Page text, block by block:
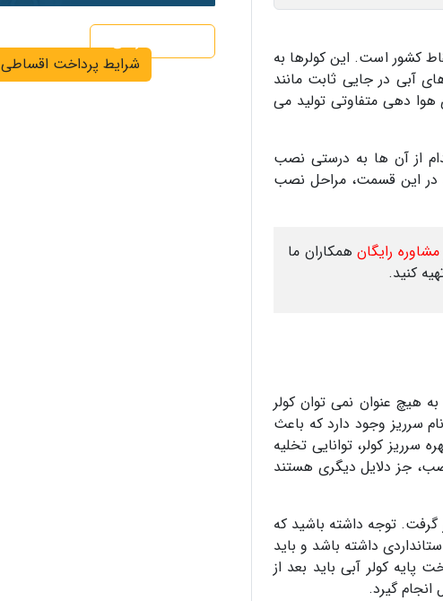
کشور است. این کولرها به
آبی در جایی ثابت مانند
دهی متفاوتی تولید می
از آن ها به درستی نصب
در این قسمت، مراحل نصب
مشاوره رایگان همکاران ما
کنید.
هیچ عنوان نمی توان کولر
سرریز وجود دارد که باعث
کولر، توانایی تخلیه
جز دلایل دیگری هستند
گرفت. توجه داشته باشید که
داشته باشد و باید
کولر آبی باید بعد از
گیرد.
شرایط پرداخت اقساطی